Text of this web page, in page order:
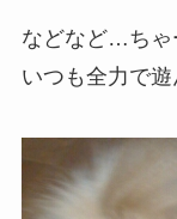
などなど…ちゃ
いつも全力で遊